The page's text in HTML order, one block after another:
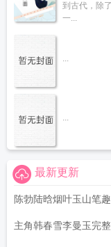
到古代，除
一...
...
...
最新更新
陈勃陆晗烟叶玉山笔
主角韩春雪李曼玉完